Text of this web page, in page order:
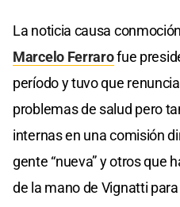
La noticia causa
Marcelo Ferrarofue
período y tuvo que
problemas de salud pero
internas en una comisión
gente “nueva” y otros que
de la mano de Vignatti